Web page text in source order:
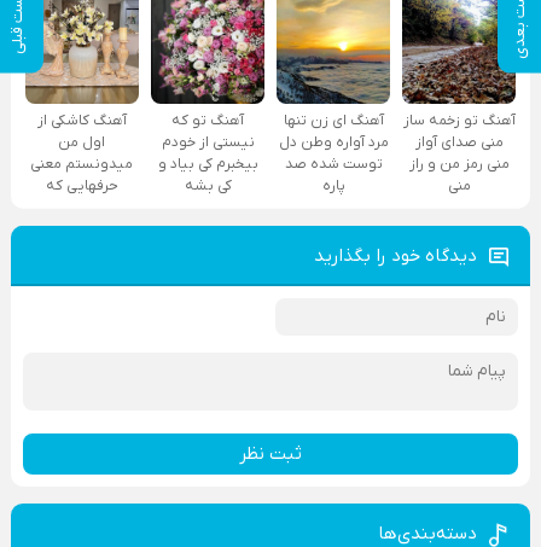
پست بعدی پست قبلی
آهنگ تو زخمه ساز
منی صدای آواز
منی رمز من و راز
منی
آهنگ ای زن تنها
مرد آواره وطن دل
توست شده صد
پاره
آهنگ تو که
نیستی از خودم
بیخبرم کی بیاد و
کی بشه
آهنگ کاشکی از
اول من
میدونستم معنی
حرفهایی که
دیدگاه خود را بگذارید
ثبت نظر
دسته‌بندی‌ها